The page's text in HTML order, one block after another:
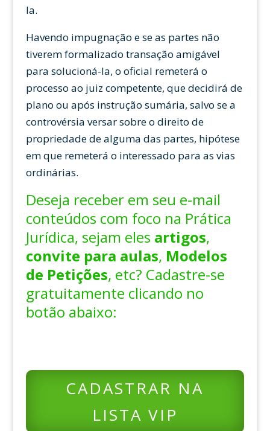
la.
Havendo impugnação e se as partes não
tiverem formalizado transação amigável
para solucioná-la, o oficial remeterá o
processo ao juiz competente, que decidirá de
plano ou após instrução sumária, salvo se a
controvérsia versar sobre o direito de
propriedade de alguma das partes, hipótese
em que remeterá o interessado para as vias
ordinárias.
Deseja receber em seu e-mail
conteúdos com foco na Prática
Jurídica, sejam eles artigos,
convite para aulas, Modelos
de Petições, etc? Cadastre-se
gratuitamente clicando no
botão abaixo:
CADASTRAR NA
LISTA VIP